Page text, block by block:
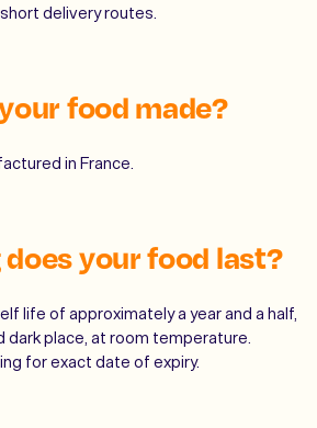
delivery routes.
food made?
in France.
does your food last?
life of approximately a year and a half,
dark place, at room temperature.
for exact date of expiry.